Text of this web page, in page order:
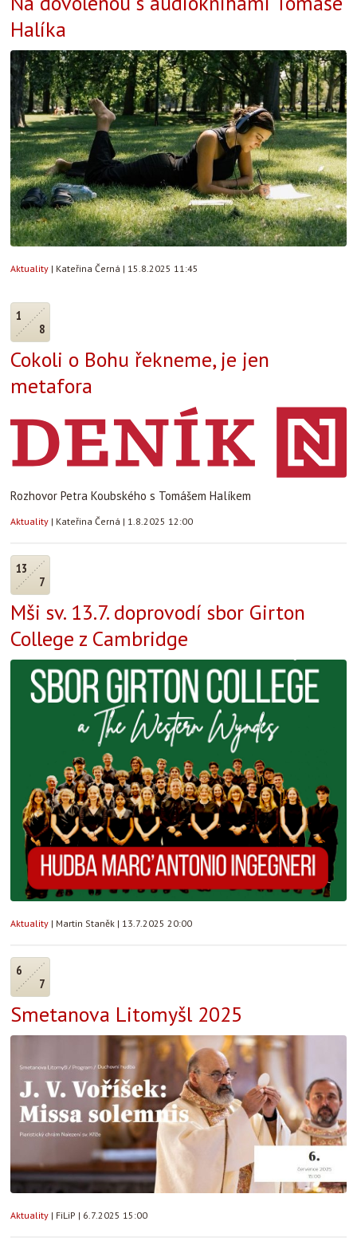
Halíka
Aktuality | Kateřina Černá | 15.8.2025 11:45
1
8
Cokoli o Bohu řekneme, je jen
metafora
Rozhovor Petra Koubského s Tomášem Halíkem
Aktuality | Kateřina Černá | 1.8.2025 12:00
13
7
Mši sv. 13.7. doprovodí sbor Girton
College z Cambridge
Aktuality | Martin Staněk | 13.7.2025 20:00
6
7
Smetanova Litomyšl 2025
Aktuality | FiLiP | 6.7.2025 15:00